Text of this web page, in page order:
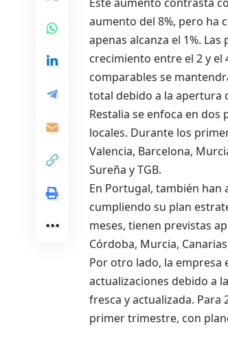
aumento del 8%, pero ha
apenas alcanza el 1%.
crecimiento entre el 2 y el
comparables se
total debido a la apertura
Restalia se enfoca en
locales. Durante los
Valencia, Barcelona,
Sureña y TGB.
En Portugal, también han
cumpliendo su plan
meses, tienen previstas
Córdoba, Murcia,
Por otro lado, la empresa
actualizaciones debido a
fresca y actualizada.
primer trimestre, con